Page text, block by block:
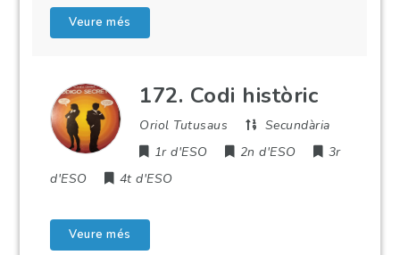
Veure més
172. Codi històric
Oriol Tutusaus
Secundària
1r d'ESO
2n d'ESO
3r
d'ESO
4t d'ESO
Veure més